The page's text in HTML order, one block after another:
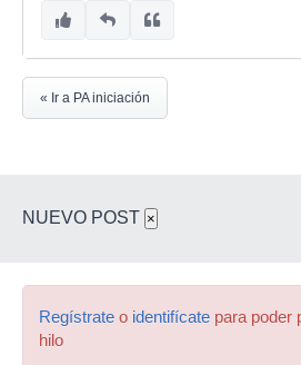
« Ir a PA iniciación
NUEVO POST ×
Regístrate o identifícate para poder
hilo